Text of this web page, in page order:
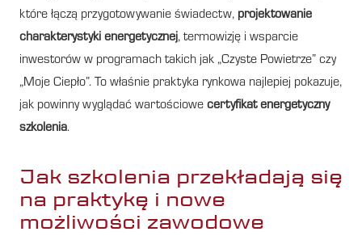
które łączą przygotowywanie świadectw, projektowanie
charakterystyki energetycznej, termowizję i wsparcie
inwestorów w programach takich jak „Czyste Powietrze” czy
„Moje Ciepło”. To właśnie praktyka rynkowa najlepiej pokazuje,
jak powinny wyglądać wartościowe certyfikat energetyczny
szkolenia.
Jak szkolenia przekładają się
na praktykę i nowe
możliwości zawodowe